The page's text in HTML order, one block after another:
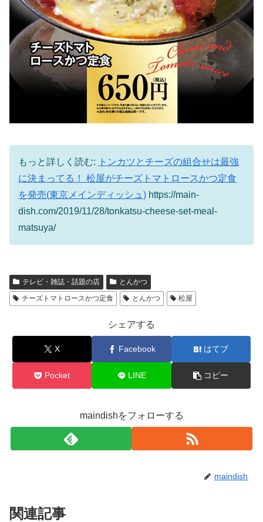
もっと詳しく読む:
トンカツとチーズの組合せは最強
に決まってる！ 松屋がチーズトマトロースかつ定食
を発売(東京メインディッシュ) https://main-
dish.com/2019/11/28/tonkatsu-cheese-set-meal-
matsuya/
テレビ・雑誌・話題の店
とんかつ
チーズトマトロースかつ定食
とんかつ 松屋
シェアする
X Facebook はてブ
Pocket LINE コピー
maindishをフォローする
maindish
関連記事